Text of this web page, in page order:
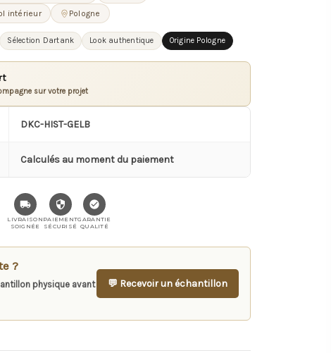
intérieur Pologne
Sélection Dartank Look authentique Origine Pologne
sur votre projet
DKC-HIST-GELB
Calculés au moment du paiement
LIVRAISON
SOIGNÉE
PAIEMENT
SÉCURISÉ
GARANTIE
QUALITÉ
?
physique avant
💬 Recevoir un échantillon